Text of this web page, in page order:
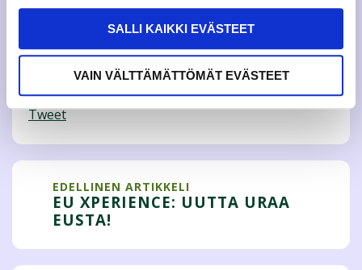
SALLI KAIKKI EVÄSTEET
VAIN VÄLTTÄMÄTTÖMÄT EVÄSTEET
Lisätietoja annu.suvilehto@jamko.fi
Tweet
EDELLINEN ARTIKKELI
EU XPERIENCE: UUTTA URAA
EUSTA!